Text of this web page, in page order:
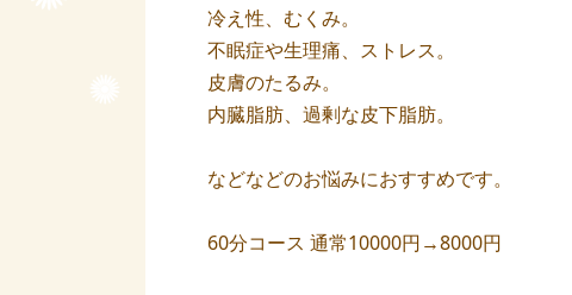
冷え性、むくみ。
不眠症や生理痛、ストレス。
皮膚のたるみ。
内臓脂肪、過剰な皮下脂肪。
などなどのお悩みにおすすめです。
60分コース 通常10000円→8000円